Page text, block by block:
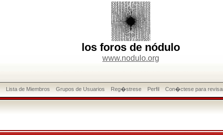
los foros de nódulo
www.nodulo.org
Lista de Miembros Grupos de Usuarios Reg�strese Perfil Con�ctese para